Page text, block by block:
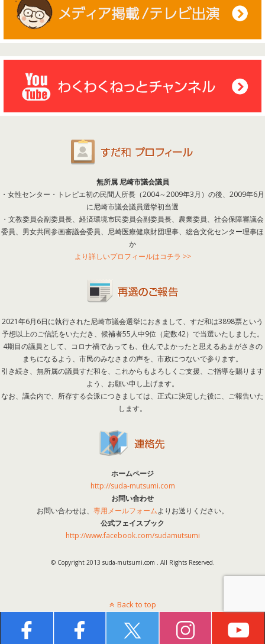
無所属 尼崎市議会議員
・女性センター・トレピエ初の民間人所長（2004～2009年3月）の後、2009年6月
に尼崎市議会議員選挙初当選
・文教委員会副委員長、経済環境市民委員会副委員長、農業委員、社会保障審議会
委員、男女共同参画審議会委員、尼崎医療健康財団理事、総合文化センター理事ほ
か
より詳しいプロフィールはコチラ >>
2021年6月6日に執行された尼崎市議会選挙におきまして、すだ和は3898票という
予想以上のご信託をいただき、候補者55人中9位（定数42）で当選いたしました。
4期目の議員として、コロナ禍であっても、住んでよかったと思えるあまがさきの
まちになるよう、市民のみなさまの声を、市政につないで参ります。
引き続き、無所属の議員すだ和を、これからもよろしくご支援、ご指導を賜ります
よう、お願い申し上げます。
なお、議会内で、所存する会派につきましては、正式に決定した後に、ご報告いた
します。
ホームページ
http://suda-mutsumi.com
お問い合わせ
お問い合わせは、 専用メールフォームよりお送りください。
公式フェイスブック
http://www.facebook.com/sudamutsumi
© Copyright 2013 suda-mutsumi.com . All Rights Reserved.
Back to top